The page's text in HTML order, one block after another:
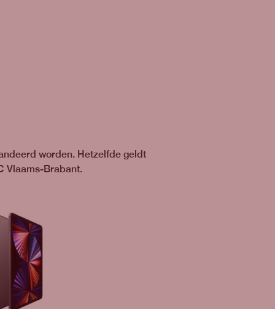
worden. Hetzelfde geldt
Vlaams-Brabant.